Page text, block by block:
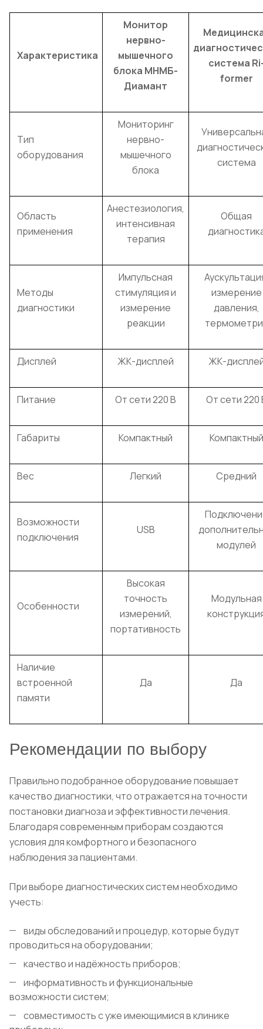
Характеристика
Монитор
нервно-
мышечного
блока МНМБ-
Диамант
система
former
Тип
оборудования
Мониторинг
нервно-
мышечного
блока
система
Область
применения
Анестезиология,
интенсивная
терапия
Общая
Методы
диагностики
Импульсная
стимуляция и
измерение
реакции
измерение
давления,
Дисплей ЖК-дисплей ЖК-
Питание От сети 220 В От сети 220
Габариты Компактный Компактный
Вес Легкий Средний
Возможности
подключения
USB
модулей
Особенности
Высокая
точность
измерений,
портативность
Модульная
Наличие
встроенной
памяти
Да Да
Рекомендации по выбору
Правильно подобранное оборудование повышает
качество диагностики, что отражается на точности
постановки диагноза и эффективности лечения.
Благодаря современным приборам создаются
условия для комфортного и безопасного
наблюдения за пациентами.
При выборе диагностических систем необходимо
учесть:
виды обследований и процедур, которые будут
проводиться на оборудовании;
качество и надёжность приборов;
информативность и функциональные
возможности систем;
совместимость с уже имеющимися в клинике